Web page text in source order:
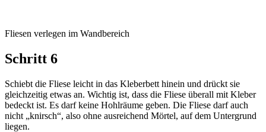
Fliesen verlegen im Wandbereich
Schritt 6
Schiebt die Fliese leicht in das Kleberbett hinein und drückt sie
gleichzeitig etwas an. Wichtig ist, dass die Fliese überall mit Kleber
bedeckt ist. Es darf keine Hohlräume geben. Die Fliese darf auch
nicht „knirsch“, also ohne ausreichend Mörtel, auf dem Untergrund
liegen.